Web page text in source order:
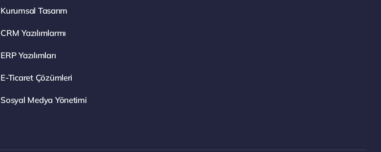
Kurumsal Tasarım
CRM Yazılımlarmı
ERP Yazılımları
E-Ticaret Çözümleri
Sosyal Medya Yönetimi